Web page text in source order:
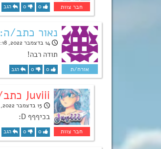
0
0 הגב
נאור כתב/ה:
14 בדצמבר 2022, 22:18
תודה רבה!
0
0 הגב
Juviii כתב/ה:
15 בדצמבר 2022, 1:40
בכיףףף D:
0
0 הגב